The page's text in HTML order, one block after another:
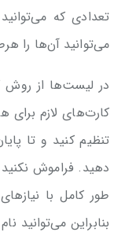
تعدادی که
می‌توانید آن‌ها را
در لیست‌ها از روش
دهید. فراموش نکنید
طور کامل با
بنابراین می‌توانید